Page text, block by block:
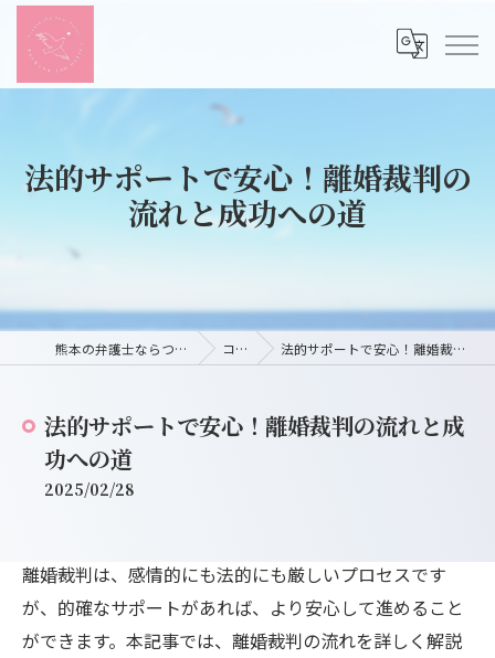
法的サポートで安心！離婚裁判の
流れと成功への道
熊本の弁護士ならつばさ法律事務所 コラム 法的サポートで安心！離婚裁判の流れと成功への道
法的サポートで安心！離婚裁判の流れと成
功への道
2025/02/28
離婚裁判は、感情的にも法的にも厳しいプロセスです
が、的確なサポートがあれば、より安心して進めること
ができます。本記事では、離婚裁判の流れを詳しく解説